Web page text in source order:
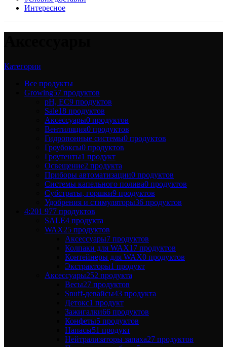
Интересное
Категории
Все продукты
Growing57 продуктов
pH, EC9 продуктов
Sale18 продуктов
Аксессуары0 продуктов
Вентиляция0 продуктов
Гидропонные системы0 продуктов
Гроубоксы0 продуктов
Гроутенты1 продукт
Освещение2 продукта
Приборы автоматизации0 продуктов
Системы капельного полива0 продуктов
Субстраты, горшки9 продуктов
Удобрения и стимуляторы36 продуктов
4:201 977 продуктов
SALE4 продукта
WAX25 продуктов
Аксессуары7 продуктов
Колпаки для WAX17 продуктов
Контейнеры для WAX0 продуктов
Экстракторы1 продукт
Аксессуары252 продукта
Весы27 продуктов
Snuff-девайсы43 продукта
Детокс1 продукт
Зажигалки66 продуктов
Конфеты5 продуктов
Напасы51 продукт
Нейтрализаторы запаха27 продуктов